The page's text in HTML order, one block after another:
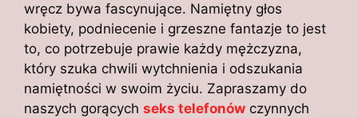
wręcz bywa fascynujące. Namiętny głos
kobiety, podniecenie i grzeszne fantazje to jest
to, co potrzebuje prawie każdy mężczyzna,
który szuka chwili wytchnienia i odszukania
namiętności w swoim życiu. Zapraszamy do
naszych gorących seks telefonów czynnych